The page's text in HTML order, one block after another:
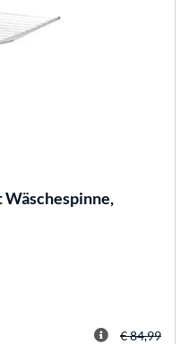
Wäschespinne,
€ 84,99